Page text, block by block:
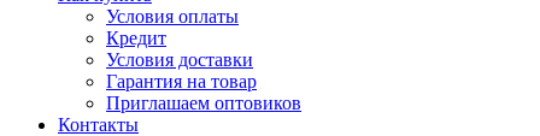
Условия оплаты
Кредит
Условия доставки
Гарантия на товар
Приглашаем оптовиков
Контакты